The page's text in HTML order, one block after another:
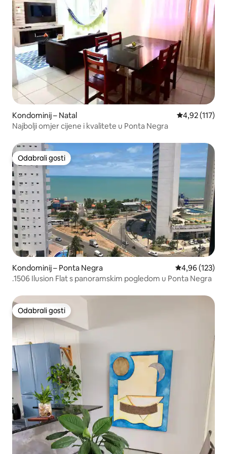
Kondominij – Natal Prosječna
4,92 (117)
Najbolji omjer cijene i kvalitete u Ponta Negra
Odabrali gosti
Odabrali gosti
Kondominij – Ponta Negra Prosječna
4,96 (123)
.1506 Ilusion Flat s panoramskim pogledom u Ponta Negra
Odabrali gosti
Odabrali gosti